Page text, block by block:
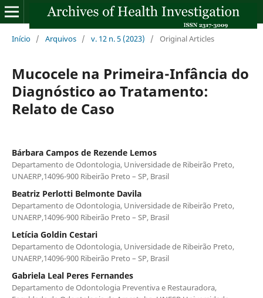
Início / Arquivos / v. 12 n. 5 (2023) / Original Articles
Mucocele na Primeira-Infância do
Diagnóstico ao Tratamento:
Relato de Caso
Bárbara Campos de Rezende Lemos
Departamento de Odontologia, Universidade de Ribeirão Preto,
UNAERP,14096-900 Ribeirão Preto – SP, Brasil
Beatriz Perlotti Belmonte Davila
Departamento de Odontologia, Universidade de Ribeirão Preto,
UNAERP,14096-900 Ribeirão Preto – SP, Brasil
Letícia Goldin Cestari
Departamento de Odontologia, Universidade de Ribeirão Preto,
UNAERP,14096-900 Ribeirão Preto – SP, Brasil
Gabriela Leal Peres Fernandes
Departamento de Odontologia Preventiva e Restauradora,